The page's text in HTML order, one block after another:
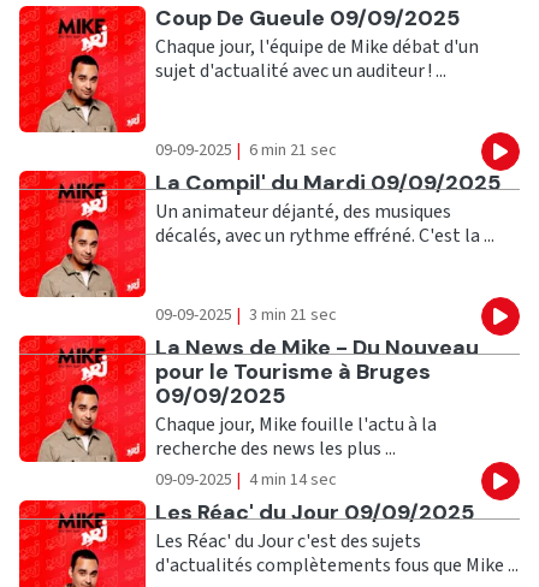
Ecouter
Coup De Gueule 09/09/2025
Chaque jour, l'équipe de Mike débat d'un
sujet d'actualité avec un auditeur ! ...
09-09-2025 | 6 min 21 sec
Ecouter
La Compil' du Mardi 09/09/2025
Un animateur déjanté, des musiques
décalés, avec un rythme effréné. C'est la ...
09-09-2025 | 3 min 21 sec
Ecouter
La News de Mike - Du Nouveau
pour le Tourisme à Bruges
09/09/2025
Chaque jour, Mike fouille l'actu à la
recherche des news les plus ...
09-09-2025 | 4 min 14 sec
Ecouter
Les Réac' du Jour 09/09/2025
Les Réac' du Jour c'est des sujets
d'actualités complètements fous que Mike ...